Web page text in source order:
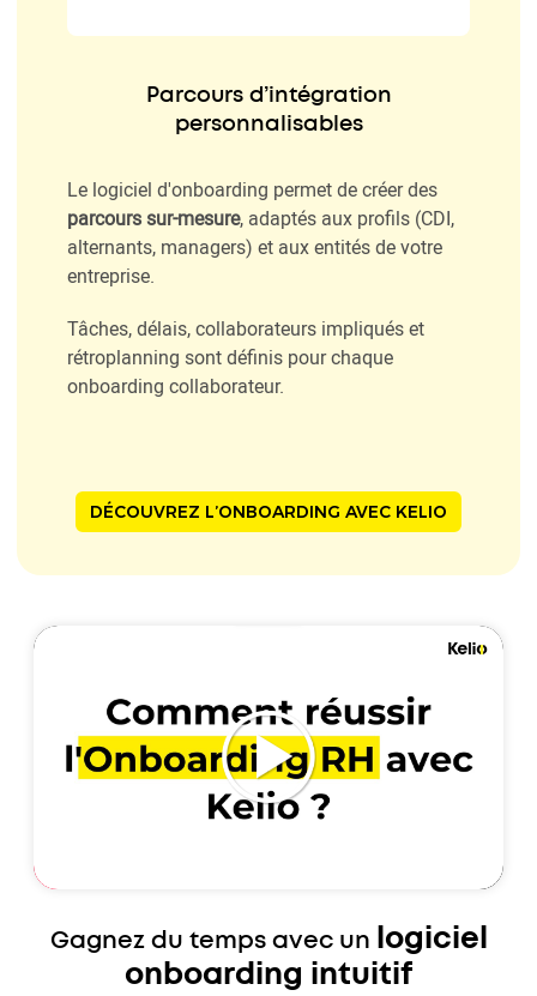
Parcours d’intégration
personnalisables
Le logiciel d'onboarding permet de créer des
parcours sur-mesure, adaptés aux profils (CDI,
alternants, managers) et aux entités de votre
entreprise.
Tâches, délais, collaborateurs impliqués et
rétroplanning sont définis pour chaque
onboarding collaborateur.
DÉCOUVREZ L’ONBOARDING AVEC KELIO
Gagnez du temps avec un
logiciel
onboarding intuitif